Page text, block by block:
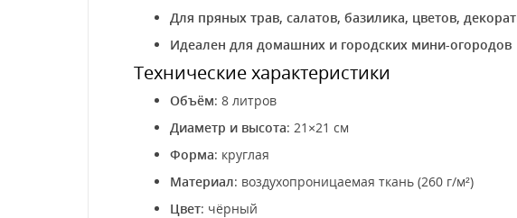
Для пряных трав, салатов, базилика, цветов,
Идеален для домашних и городских мини-огородов
Технические характеристики
Объём: 8 литров
Диаметр и высота: 21×21 см
Форма: круглая
Материал: воздухопроницаемая ткань (260 г/м²)
Цвет: чёрный